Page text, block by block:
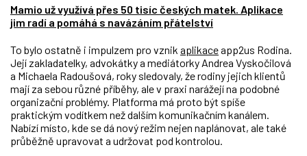
Mamio už využívá přes 50 tisíc českých matek. Aplikace
jim radí a pomáhá s navázáním přátelství
To bylo ostatně i impulzem pro vznik aplikaceapp2us Rodina.
Její zakladatelky, advokátky a mediátorky Andrea Vyskočilová
a Michaela Radoušová, roky sledovaly, že rodiny jejich klientů
mají za sebou různé příběhy, ale v praxi narážejí na podobné
organizační problémy. Platforma má proto být spíše
praktickým vodítkem než dalším komunikačním kanálem.
Nabízí místo, kde se dá nový režim nejen naplánovat, ale také
průběžně upravovat a udržovat pod kontrolou.